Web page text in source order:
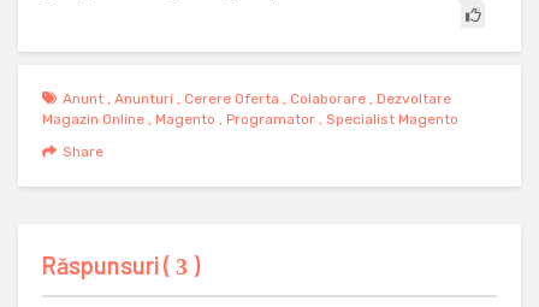
Anunt , Anunturi , Cerere Oferta , Colaborare , Dezvoltare
Magazin Online , Magento , Programator , Specialist Magento
Share
Răspunsuri ( 3 )